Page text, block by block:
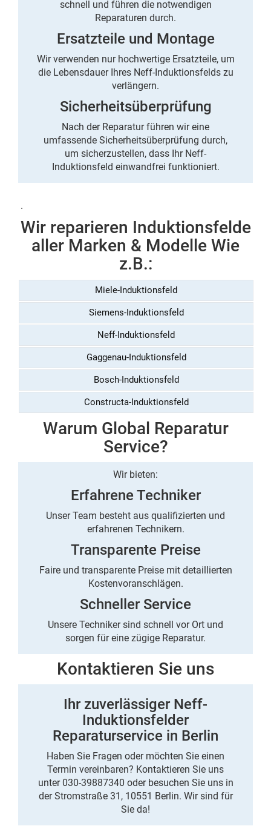
schnell und führen die notwendigen
Reparaturen durch.
Ersatzteile und Montage
Wir verwenden nur hochwertige Ersatzteile, um
die Lebensdauer Ihres Neff-Induktionsfelds zu
verlängern.
Sicherheitsüberprüfung
Nach der Reparatur führen wir eine
umfassende Sicherheitsüberprüfung durch,
um sicherzustellen, dass Ihr Neff-
Induktionsfeld einwandfrei funktioniert.
.
Wir reparieren Induktionsfelde
aller Marken & Modelle Wie
z.B.:
Miele-Induktionsfeld
Siemens-Induktionsfeld
Neff-Induktionsfeld
Gaggenau-Induktionsfeld
Bosch-Induktionsfeld
Constructa-Induktionsfeld
Warum Global Reparatur
Service?
Wir bieten:
Erfahrene Techniker
Unser Team besteht aus qualifizierten und
erfahrenen Technikern.
Transparente Preise
Faire und transparente Preise mit detaillierten
Kostenvoranschlägen.
Schneller Service
Unsere Techniker sind schnell vor Ort und
sorgen für eine zügige Reparatur.
Kontaktieren Sie uns
Ihr zuverlässiger Neff-
Induktionsfelder
Reparaturservice in Berlin
Haben Sie Fragen oder möchten Sie einen
Termin vereinbaren? Kontaktieren Sie uns
unter 030-39887340 oder besuchen Sie uns in
der Stromstraße 31, 10551 Berlin. Wir sind für
Sie da!